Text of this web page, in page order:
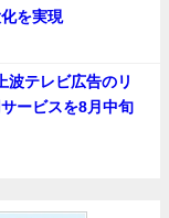
を実現
波テレビ広告のリ
ービスを8月中旬